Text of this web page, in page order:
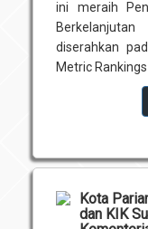
ini meraih
diserahkan
Metric
Kota
dan KIK